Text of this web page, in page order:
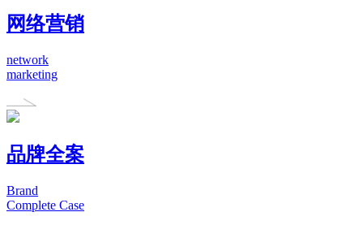
网络营销
network
marketing
品牌全案
Brand
Complete Case